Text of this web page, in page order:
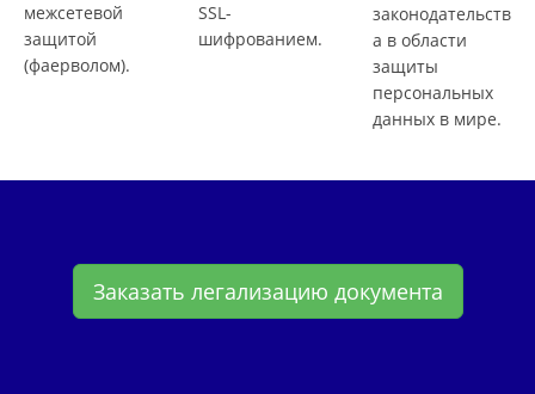
межсетевой
защитой
(фаерволом).
SSL-
шифрованием.
законодательств
а в области
защиты
персональных
данных в мире.
Заказать легализацию документа